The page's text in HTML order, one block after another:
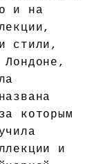
и на
стили,
которым
и